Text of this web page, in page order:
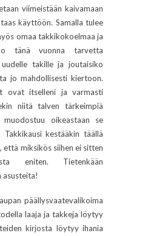
viimeistään kaivamaan
käyttöön. Samalla tulee
omaa takkikokoelmaa ja
tänä vuonna tarvetta
takille ja joutaisiko
jo mahdollisesti kiertoon.
ovat itselleni ja varmasti
niitä talven tärkeimpiä
oikeastaan se
kestääkin täällä
että miksikös siihen ei sitten
eniten. Tietenkään
asusteita!
päällysvaatevalikoima
laaja ja takkeja löytyy
kirjosta löytyy ihania